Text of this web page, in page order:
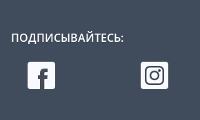
ПОДПИСЫВАЙТЕСЬ: